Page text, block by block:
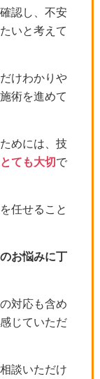
認し、不安
いと考えて
けわかりや
術を進めて
めには、技
ても大切で
任せること
お悩みに丁
対応も含め
じていただ
談いただけ